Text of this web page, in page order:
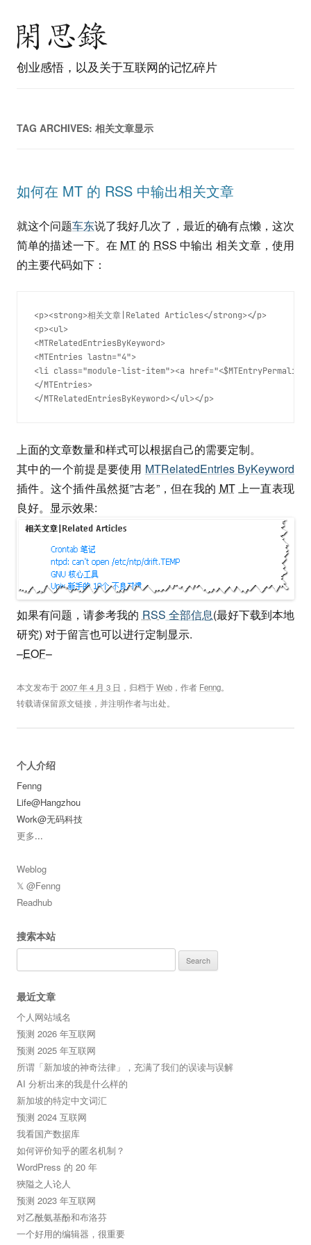
创业感悟，以及关于互联网的记忆碎片
TAG ARCHIVES: 相关文章显示
如何在 MT 的 RSS 中输出相关文章
就这个问题车东说了我好几次了，最近的确有点懒，这次
简单的描述一下。在 MT 的 RSS 中输出 相关文章，使用
的主要代码如下：
<p><strong>相关文章|Related Articles</strong></p>
<p><ul>
<MTRelatedEntriesByKeyword>
<MTEntries lastn="4">
<li class="module-list-item"><a
</MTEntries>
</MTRelatedEntriesByKeyword></ul></p>
上面的文章数量和样式可以根据自己的需要定制。
其中的一个前提是要使用 MTRelatedEntries ByKeyword
插件。这个插件虽然挺”古老”，但在我的 MT上一直表现
良好。显示效果:
如果有问题，请参考我的 RSS 全部信息(最好下载到本地
研究) 对于留言也可以进行定制显示.
–EOF–
本文发布于2007 年 4 月 3 日 ，归档于Web ，作者 Fenng。
转载请保留原文链接，并注明作者与出处。
个人介绍
Fenng
Life@Hangzhou
Work@无码科技
更多...
Weblog
𝕏 @Fenng
Readhub
搜索本站
for:
最近文章
个人网站域名
预测 2026 年互联网
预测 2025 年互联网
所谓「新加坡的神奇法律」，充满了我们的误读与误解
AI 分析出来的我是什么样的
新加坡的特定中文词汇
预测 2024 互联网
我看国产数据库
如何评价知乎的匿名机制？
WordPress 的 20 年
狹隘之人论人
预测 2023 年互联网
对乙酰氨基酚和布洛芬
一个好用的编辑器，很重要